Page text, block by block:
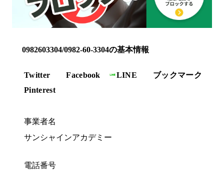
0982603304/0982-60-3304の基本情報
Twitter Facebook LINE
ブックマーク
Pinterest
事業者名
サンシャインアカデミー
電話番号